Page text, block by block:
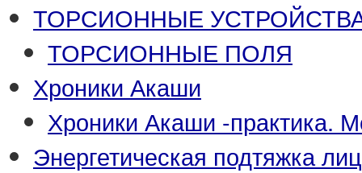
ТОРСИОННЫЕ УСТРОЙСТВА-
ТОРСИОННЫЕ ПОЛЯ
Хроники Акаши
Хроники Акаши -практика.
Энергетическая подтяжка